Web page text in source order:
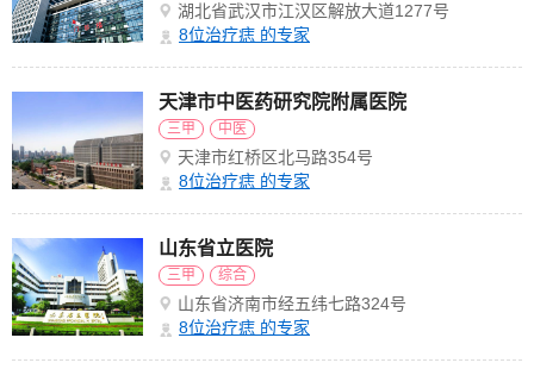
湖北省武汉市江汉区解放大道1277号
8位治疗痣 的专家
天津市中医药研究院附属医院
三甲 中医
天津市红桥区北马路354号
8位治疗痣 的专家
山东省立医院
三甲 综合
山东省济南市经五纬七路324号
8位治疗痣 的专家